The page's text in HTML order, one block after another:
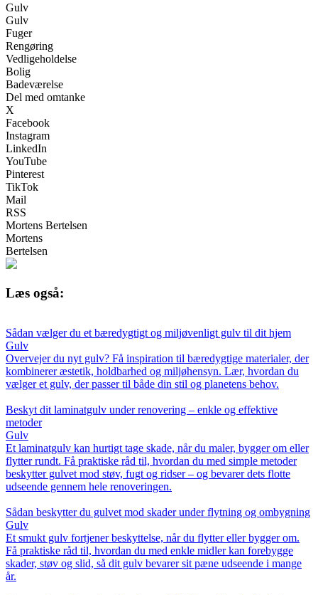
Gulv
Gulv
Fuger
Rengøring
Vedligeholdelse
Bolig
Badeværelse
Del med omtanke
X
Facebook
Instagram
LinkedIn
YouTube
Pinterest
TikTok
Mail
RSS
Mortens Bertelsen
Mortens
Bertelsen
Læs også:
Sådan vælger du et bæredygtigt og miljøvenligt gulv til dit hjem
Gulv
Overvejer du nyt gulv? Få inspiration til bæredygtige materialer, der
kombinerer æstetik, holdbarhed og miljøhensyn. Lær, hvordan du
vælger et gulv, der passer til både din stil og planetens behov.
Beskyt dit laminatgulv under renovering – enkle og effektive
metoder
Gulv
Et laminatgulv kan hurtigt tage skade, når du maler, bygger om eller
flytter rundt. Få praktiske råd til, hvordan du med simple metoder
beskytter gulvet mod støv, fugt og ridser – og bevarer dets flotte
udseende gennem hele renoveringen.
Sådan beskytter du gulvet mod skader under flytning og ombygning
Gulv
Et smukt gulv fortjener beskyttelse, når du flytter eller bygger om.
Få praktiske råd til, hvordan du med enkle midler kan forebygge
skader, støv og slid, så dit gulv bevarer sit pæne udseende i mange
år.